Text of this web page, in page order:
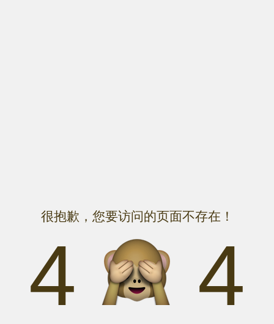
很抱歉，您要访问的页面不存在！
4 4